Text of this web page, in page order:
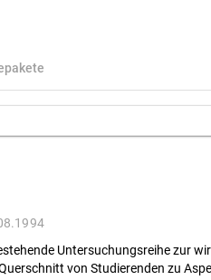
Untersuchungsreihe zur
von Studierenden zu